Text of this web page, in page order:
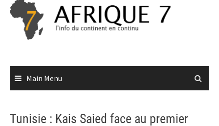
Skip
content
Main Menu
Tunisie : Kais Saied face au premier